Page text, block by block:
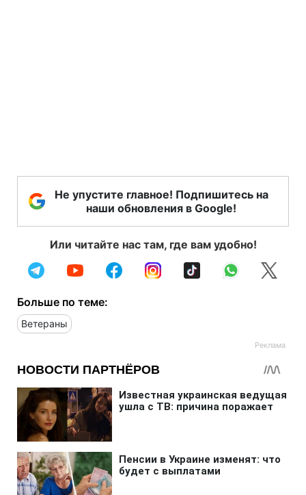
Не упустите главное! Подпишитесь на
наши обновления в Google!
Или читайте нас там, где вам удобно!
Больше по теме:
Ветераны